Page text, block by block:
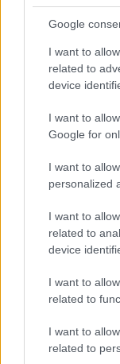
Google
I want to
related to
device
I want to
Google for
I want to
personalized
I want to
related to
device
I want to
related to
I want to
related to
Στη Γιαζντ μας
Μακ,
17ου αιώνα
γυμνάζονται οι
Ο Τάσος
τον Πύργο της
ακόμα και
Φυσικά δεν
νοστιμιές,